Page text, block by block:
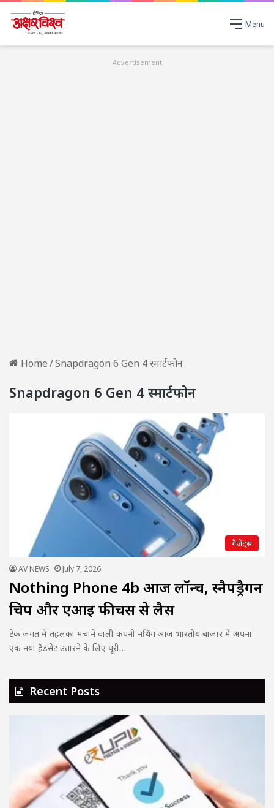
Menu
Advertisement
Home/Snapdragon 6 Gen 4 स्मार्टफोन
Snapdragon 6 Gen 4 स्मार्टफोन
गैजेट्स
AV NEWS July 7, 2026
Nothing Phone 4b आज लॉन्च, स्नैपड्रैगन
चिप और एआई फीचर्स से लैस
टेक जगत में तहलका मचाने वाली कंपनी नथिंग आज भारतीय बाजार में अपना
एक नया हैंडसेट उतारने के लिए पूरी…
Recent Posts